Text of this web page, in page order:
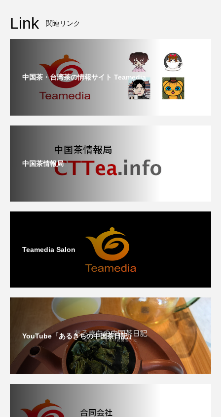
Link 関連リンク
中国茶・台湾茶の情報サイト Teamedia
中国茶情報局
Teamedia Salon
YouTube「あるきちの中国茶日記」